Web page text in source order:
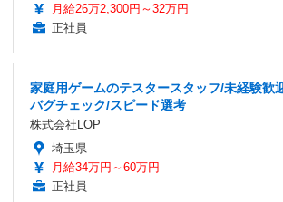
月給26万2,300円～32万円
正社員
家庭用ゲームのテスタースタッフ/未経験歓
バグチェック/スピード選考
株式会社LOP
埼玉県
月給34万円～60万円
正社員